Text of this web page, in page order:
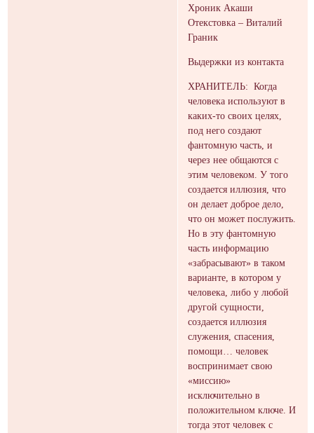
Хроник Акаши
Отекстовка – Виталий
Граник
Выдержки из контакта
ХРАНИТЕЛЬ: Когда
человека используют в
каких-то своих целях,
под него создают
фантомную часть, и
через нее общаются с
этим человеком. У того
создается иллюзия, что
он делает доброе дело,
что он может послужить.
Но в эту фантомную
часть информацию
«забрасывают» в таком
варианте, в котором у
человека, либо у любой
другой сущности,
создается иллюзия
служения, спасения,
помощи… человек
воспринимает свою
«миссию»
исключительно в
положительном ключе. И
тогда этот человек с